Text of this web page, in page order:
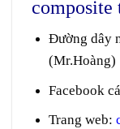
composite
Đường dây
(Mr.Hoàng)
Facebook
Trang web: